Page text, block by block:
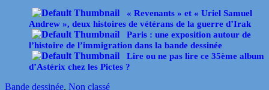
« Revenants » et « Uriel Samuel
Andrew », deux histoires de vétérans de la guerre d’Irak
Paris : une exposition autour de
l’histoire de l’immigration dans la bande dessinée
Lire ou ne pas lire ce 35ème album
d’Astérix chez les Pictes ?
Bande dessinée, Non classé